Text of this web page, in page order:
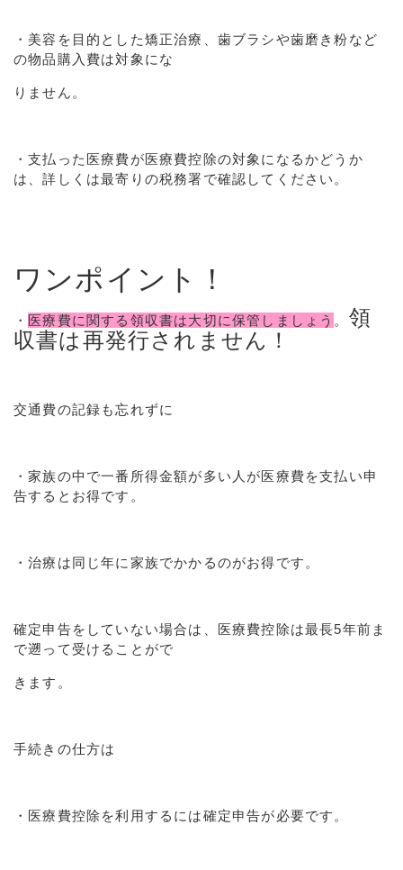
・美容を目的とした矯正治療、歯ブラシや歯磨き粉など
の物品購入費は対象にな
りません。
・支払った医療費が医療費控除の対象になるかどうか
は、詳しくは最寄りの税務署で確認してください。
ワンポイント！
・ 医療費に関する領収書は大切に保管しましょう 。 領
収書は再発行されません！
交通費の記録も忘れずに
・家族の中で一番所得金額が多い人が医療費を支払い申
告するとお得です。
・治療は同じ年に家族でかかるのがお得です。
確定申告をしていない場合は、医療費控除は最長5年前ま
で遡って受けることがで
きます。
手続きの仕方は
・医療費控除を利用するには確定申告が必要です。